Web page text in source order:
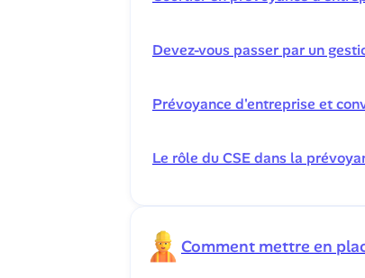
Devez-vous passer par un
Prévoyance d'entreprise et
Le rôle du CSE dans la
Comment mettre en